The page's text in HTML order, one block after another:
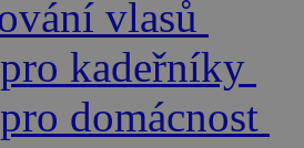
vlasů
kadeřníky
domácnost